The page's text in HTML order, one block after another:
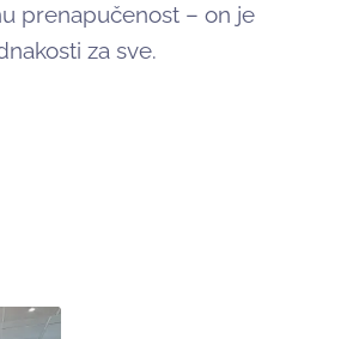
prenapučenost – on je
za sve.